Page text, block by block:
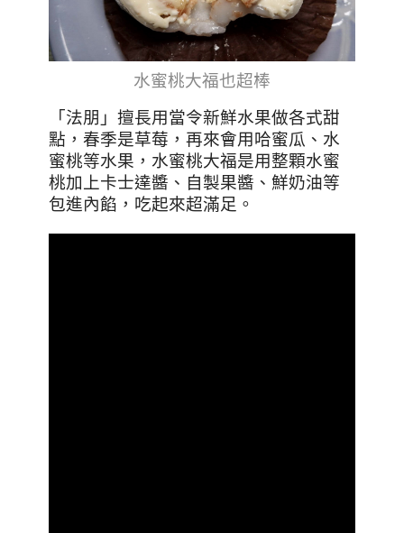
水蜜桃大福也超棒
「法朋」擅長用當令新鮮水果做各式甜
點，春季是草莓，再來會用哈蜜瓜、水
蜜桃等水果，水蜜桃大福是用整顆水蜜
桃加上卡士達醬、自製果醬、鮮奶油等
包進內餡，吃起來超滿足 。